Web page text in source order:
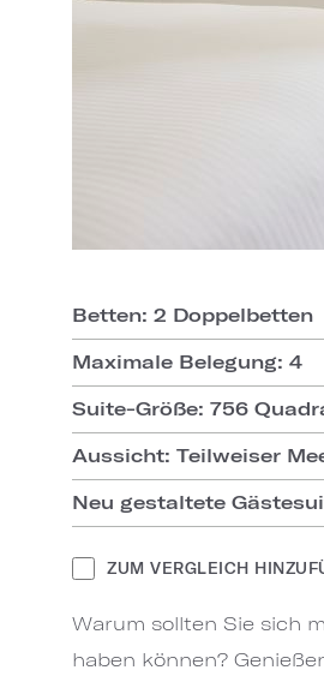
Betten: 2 Doppelbetten
Maximale Belegung: 4
Suite-Größe: 756
Aussicht: Teilweiser
Neu gestaltete
ZUM VERGLEICH
Warum sollten Sie sich
haben können?